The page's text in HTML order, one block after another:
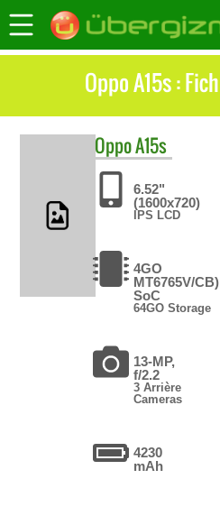
Oppo A15s :
OppoA15s
6.52"
(1600x720)
IPS LCD
4GO
MT6765V/CB)
SoC
64GO Storage
13-MP,
f/2.2
3 Arrière
Cameras
4230
mAh